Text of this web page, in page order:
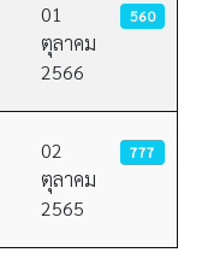
01
ตุลาคม
2566
560
02
ตุลาคม
2565
777